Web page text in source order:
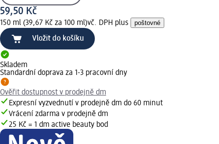
59,50 Kč
150 ml (39,67 Kč za 100 ml)vč. DPH plus poštovné
Vložit do košíku
Skladem
Standardní doprava za 1-3 pracovní dny
Ověřit dostupnost v prodejně dm
Expresní vyzvednutí v prodejně dm do 60 minut
Vrácení zdarma v prodejně dm
25 Kč = 1 dm active beauty bod